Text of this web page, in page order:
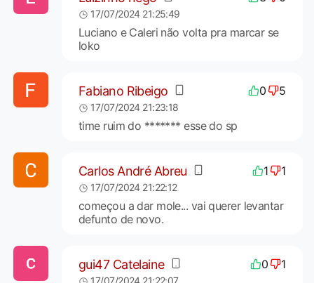
17/07/2024 21:25:49
Luciano e Caleri não volta pra marcar se
loko
Fabiano Ribeigo 0 5
17/07/2024 21:23:18
time ruim do ******* esse do sp
Carlos André Abreu 1 1
17/07/2024 21:22:12
começou a dar mole... vai querer levantar
defunto de novo.
gui47 Catelaine 0 1